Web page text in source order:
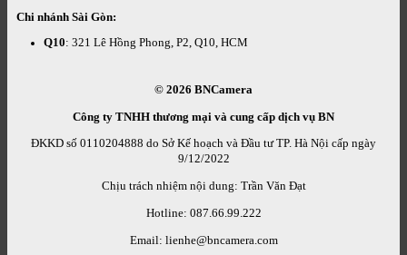
Chi nhánh Sài Gòn:
Q10: 321 Lê Hồng Phong, P2, Q10, HCM
© 2026 BNCamera
Công ty TNHH thương mại và cung cấp dịch vụ BN
ĐKKD số 0110204888 do Sở Kế hoạch và Đầu tư TP. Hà Nội cấp ngày
9/12/2022
Chịu trách nhiệm nội dung: Trần Văn Đạt
Hotline: 087.66.99.222
Email: lienhe@bncamera.com